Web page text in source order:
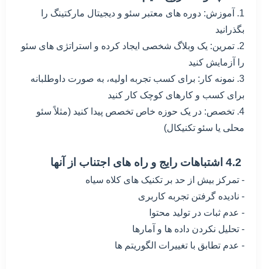
1. آموزش: دوره های معتبر سئو و دیجیتال مارکتینگ را
بگذرانید
2. تمرین: یک وبلاگ شخصی ایجاد کرده و استراتژی های سئو
را آزمایش کنید
3. نمونه کار: برای کسب تجربه اولیه، به صورت داوطلبانه
برای کسب و کارهای کوچک کار کنید
4. تخصص: در یک حوزه خاص تخصص پیدا کنید (مثلاً سئو
محلی یا سئو تکنیکال)
- تمرکز بیش از حد بر تکنیک های کلاه سیاه
- نادیده گرفتن تجربه کاربری
- عدم ثبات در تولید محتوا
- تحلیل نکردن داده ها و آمارها
- عدم تطابق با تغییرات الگوریتم ها